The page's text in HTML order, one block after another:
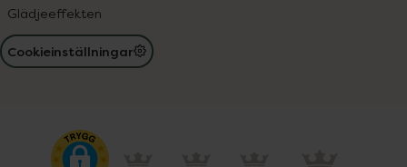
Glädjeeffekten
Cookieinställningar